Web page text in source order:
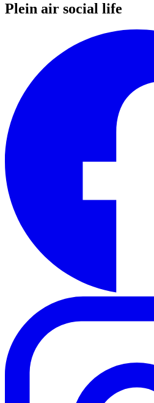
Plein air social life